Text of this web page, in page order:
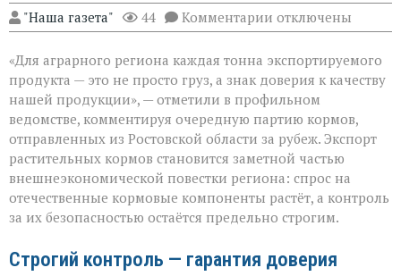
"Наша газета" 44 Комментарии к
записи
шрот
выходит
международный
уровень»
отключены
«Для аграрного региона каждая тонна экспортируемого
продукта — это не просто груз, а знак доверия к качеству
нашей продукции», — отметили в профильном
ведомстве, комментируя очередную партию кормов,
отправленных из Ростовской области за рубеж. Экспорт
растительных кормов становится заметной частью
внешнеэкономической повестки региона: спрос на
отечественные кормовые компоненты растёт, а контроль
за их безопасностью остаётся предельно строгим.
Строгий контроль — гарантия доверия